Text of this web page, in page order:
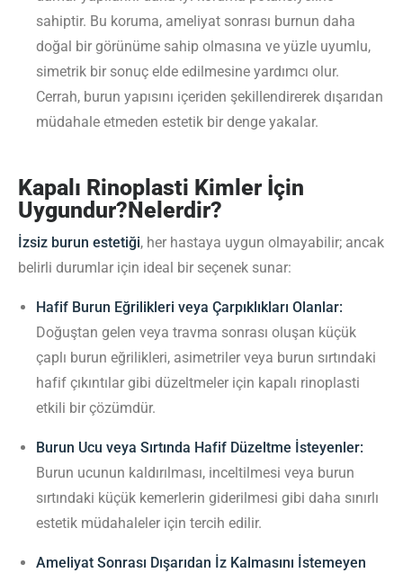
sahiptir. Bu koruma, ameliyat sonrası burnun daha
doğal bir görünüme sahip olmasına ve yüzle uyumlu,
simetrik bir sonuç elde edilmesine yardımcı olur.
Cerrah, burun yapısını içeriden şekillendirerek dışarıdan
müdahale etmeden estetik bir denge yakalar.
Kapalı Rinoplasti Kimler İçin
Uygundur?Nelerdir?
İzsiz burun estetiği, her hastaya uygun olmayabilir; ancak
belirli durumlar için ideal bir seçenek sunar:
Hafif Burun Eğrilikleri veya Çarpıklıkları Olanlar:
Doğuştan gelen veya travma sonrası oluşan küçük
çaplı burun eğrilikleri, asimetriler veya burun sırtındaki
hafif çıkıntılar gibi düzeltmeler için kapalı rinoplasti
etkili bir çözümdür.
Burun Ucu veya Sırtında Hafif Düzeltme İsteyenler:
Burun ucunun kaldırılması, inceltilmesi veya burun
sırtındaki küçük kemerlerin giderilmesi gibi daha sınırlı
estetik müdahaleler için tercih edilir.
Ameliyat Sonrası Dışarıdan İz Kalmasını İstemeyen